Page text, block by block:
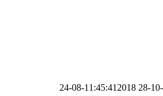
2018-08-24